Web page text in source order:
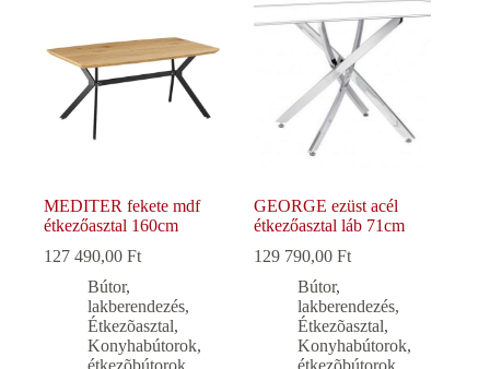
MEDITER fekete mdf
étkezőasztal 160cm
127 490,00 Ft
Bútor,
lakberendezés,
Étkezõasztal,
Konyhabútorok,
étkezõbútorok
GEORGE ezüst acél
étkezőasztal láb 71cm
129 790,00Ft
Bútor,
lakberendezés,
Étkezõasztal,
Konyhabútorok,
étkezõbútorok